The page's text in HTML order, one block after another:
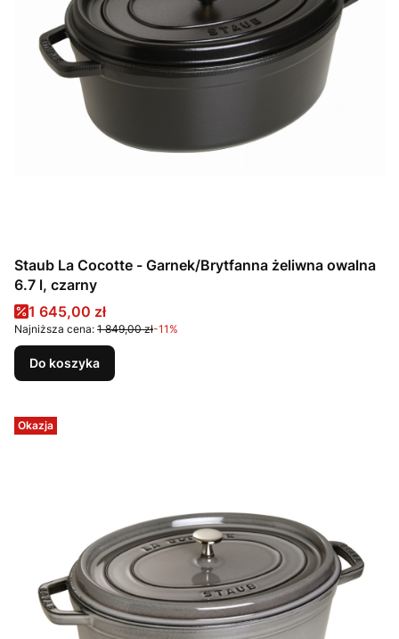
Staub La Cocotte - Garnek/Brytfanna żeliwna owalna
6.7 l, czarny
Cena promocyjna
1 645,00 zł
Najniższa cena: 1 849,00 zł-11%
Do koszyka
Okazja